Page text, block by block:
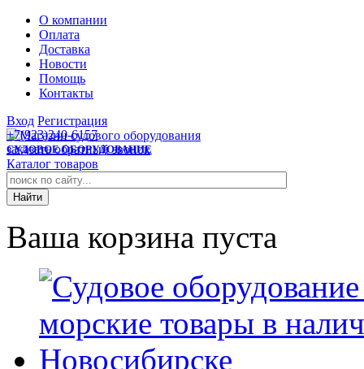
О компании
Оплата
Доставка
Новости
Помощь
Контакты
Вход Регистрация
СУДОВОЕ ОБОРУДОВАНИЕ
+7(923)240-6157
заказать обратный звонок
Каталог товаров
Ваша корзина пуста